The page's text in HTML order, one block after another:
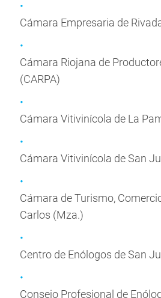
Cámara Empresaria de
Cámara Riojana de
(CARPA)
Cámara Vitivinícola de La
Cámara Vitivinícola de San
Cámara de Turismo,
Carlos (Mza.)
Centro de Enólogos de San
Consejo Profesional de